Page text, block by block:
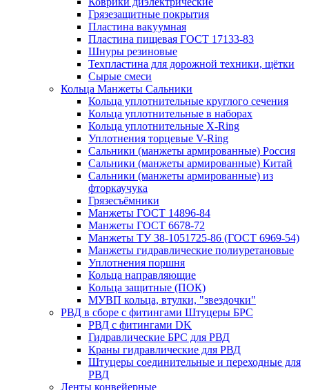
Грязезащитные покрытия
Пластина вакуумная
Пластина пищевая ГОСТ 17133-83
Шнуры резиновые
Техпластина для дорожной техники, щётки
Сырые смеси
Кольца Манжеты Сальники
Кольца уплотнительные круглого сечения
Кольца уплотнительные в наборах
Кольца уплотнительные Х-Ring
Уплотнения торцевые V-Ring
Сальники (манжеты армированные) Россия
Сальники (манжеты армированные) Китай
Сальники (манжеты армированные) из
фторкаучука
Грязесъёмники
Манжеты ГОСТ 14896-84
Манжеты ГОСТ 6678-72
Манжеты ТУ 38-1051725-86 (ГОСТ 6969-54)
Манжеты гидравлические полиуретановые
Уплотнения поршня
Кольца направляющие
Кольца защитные (ПОК)
МУВП кольца, втулки, "звездочки"
РВД в сборе с фитингами Штуцеры БРС
РВД с фитингами DK
Гидравлические БРС для РВД
Краны гидравлические для РВД
Штуцеры соединительные и переходные для
РВД
Ленты конвейерные